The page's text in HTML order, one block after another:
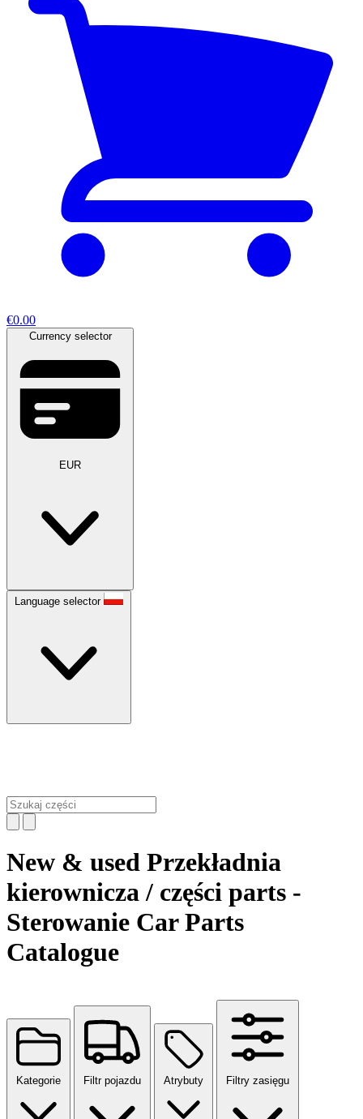
€0.00
Currency selector
EUR
Language selector
New & used Przekładnia
kierownicza / części parts -
Sterowanie Car Parts
Catalogue
Kategorie Filtr pojazdu Atrybuty Filtry zasięgu